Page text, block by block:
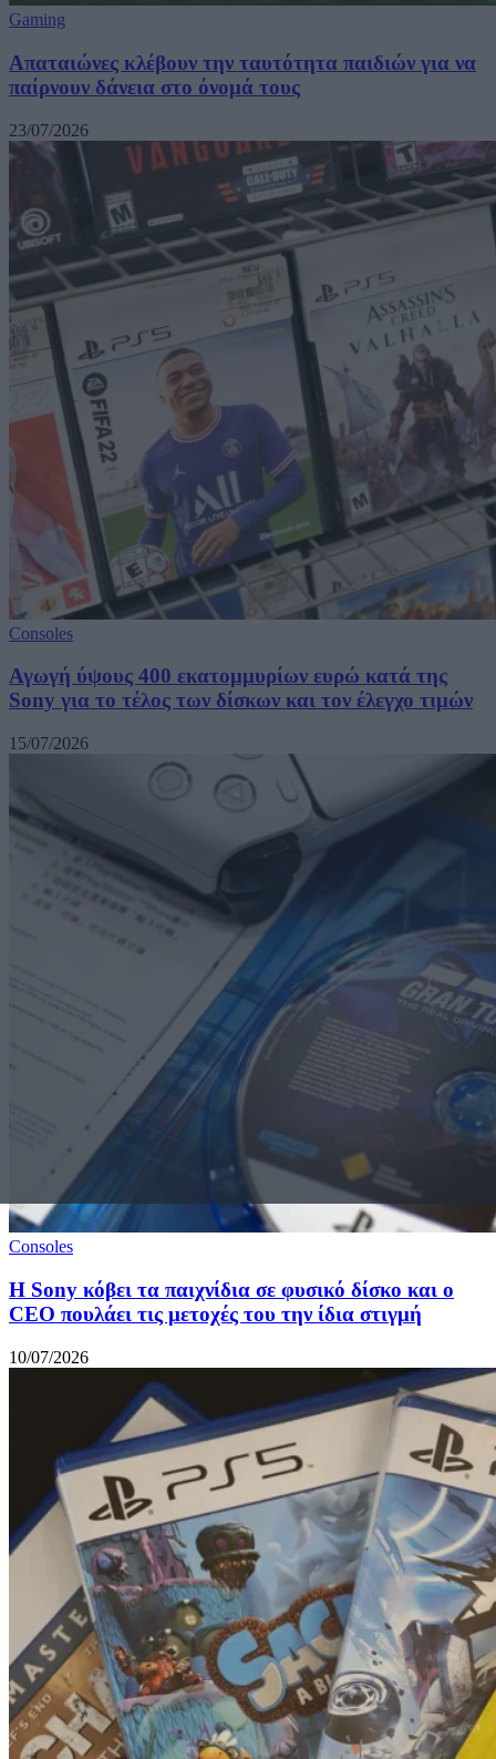
Gaming
Απαταιώνες κλέβουν την ταυτότητα παιδιών για να
παίρνουν δάνεια στο όνομά τους
23/07/2026
Consoles
Αγωγή ύψους 400 εκατομμυρίων ευρώ κατά της
Sony για το τέλος των δίσκων και τον έλεγχο τιμών
15/07/2026
Consoles
Η Sony κόβει τα παιχνίδια σε φυσικό δίσκο και ο
CEO πουλάει τις μετοχές του την ίδια στιγμή
10/07/2026